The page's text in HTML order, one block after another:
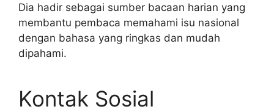
Dia hadir sebagai sumber bacaan harian yang
membantu pembaca memahami isu nasional
dengan bahasa yang ringkas dan mudah
dipahami.
Kontak Sosial